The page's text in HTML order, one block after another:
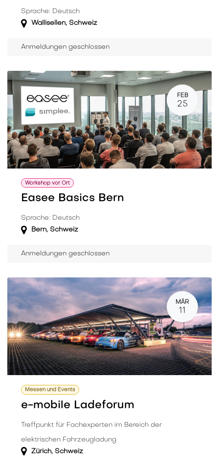
Sprache: Deutsch
Wallisellen, Schweiz
Anmeldungen geschlossen
FEB
25
Workshop vor Ort
Easee Basics Bern
Sprache: Deutsch
Bern, Schweiz
Anmeldungen geschlossen
MÄR
11
Messen und Events
e-mobile Ladeforum
Treffpunkt für Fachexperten im Bereich der
elektrischen Fahrzeugladung
Zürich, Schweiz